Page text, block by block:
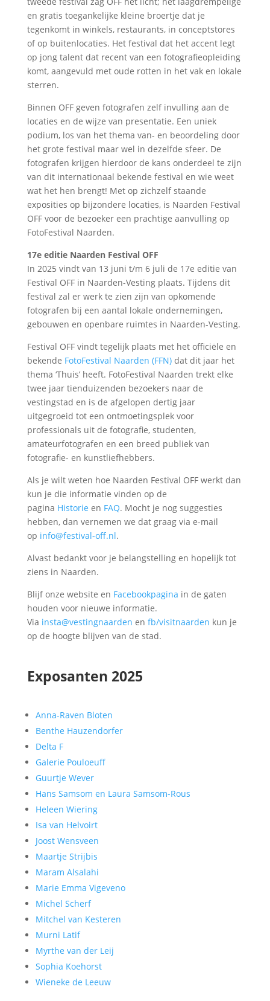
en gratis toegankelijke kleine broertje dat je
tegenkomt in winkels, restaurants, in conceptstores
of op buitenlocaties. Het festival dat het accent legt
op jong talent dat recent van een fotografieopleiding
komt, aangevuld met oude rotten in het vak en lokale
sterren.
Binnen OFF geven fotografen zelf invulling aan de
locaties en de wijze van presentatie. Een uniek
podium, los van het thema van- en beoordeling door
het grote festival maar wel in dezelfde sfeer. De
fotografen krijgen hierdoor de kans onderdeel te zijn
van dit internationaal bekende festival en wie weet
wat het hen brengt! Met op zichzelf staande
exposities op bijzondere locaties, is Naarden Festival
OFF voor de bezoeker een prachtige aanvulling op
FotoFestival Naarden.
17e editie Naarden Festival OFF
In 2025 vindt van 13 juni t/m 6 juli de 17e editie van
Festival OFF in Naarden-Vesting plaats. Tijdens dit
festival zal er werk te zien zijn van opkomende
fotografen bij een aantal lokale ondernemingen,
gebouwen en openbare ruimtes in Naarden-Vesting.
Festival OFF vindt tegelijk plaats met het officiële en
bekende FotoFestival Naarden (FFN)dat dit jaar het
thema ‘Thuis’ heeft. FotoFestival Naarden trekt elke
twee jaar tienduizenden bezoekers naar de
vestingstad en is de afgelopen dertig jaar
uitgegroeid tot een ontmoetingsplek voor
professionals uit de fotografie, studenten,
amateurfotografen en een breed publiek van
fotografie- en kunstliefhebbers.
Als je wilt weten hoe Naarden Festival OFF werkt dan
kun je die informatie vinden op de
pagina Historie en FAQ. Mocht je nog suggesties
hebben, dan vernemen we dat graag via e-mail
op info@festival-off.nl.
Alvast bedankt voor je belangstelling en hopelijk tot
ziens in Naarden.
Blijf onze website en Facebookpagina in de gaten
houden voor nieuwe informatie.
Via insta@vestingnaarden en fb/visitnaarden kun je
op de hoogte blijven van de stad.
Exposanten 2025
Anna-Raven Bloten
Benthe Hauzendorfer
Delta F
Galerie Pouloeuff
Guurtje Wever
Hans Samsom en Laura Samsom-Rous
Heleen Wiering
Isa van Helvoirt
Joost Wensveen
Maartje Strijbis
Maram Alsalahi
Marie Emma Vigeveno
Michel Scherf
Mitchel van Kesteren
Murni Latif
Myrthe van der Leij
Sophia Koehorst
Wieneke de Leeuw